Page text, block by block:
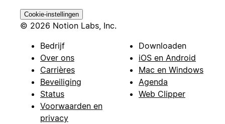
Cookie-instellingen
© 2026 Notion Labs, Inc.
Bedrijf
Over ons
Carrières
Beveiliging
Status
Voorwaarden en
privacy
Downloaden
iOS en Android
Mac en Windows
Agenda
Web Clipper